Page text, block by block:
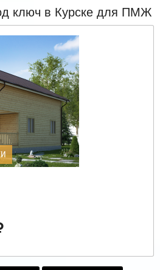
ключ в Курске для ПМЖ